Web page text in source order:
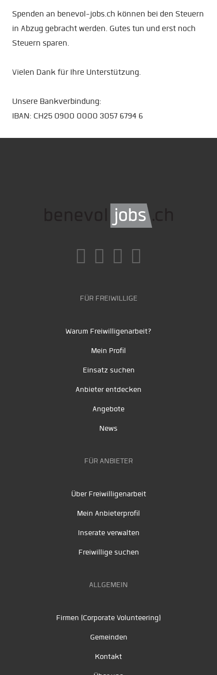
Spenden an benevol-jobs.ch können bei den Steuern
in Abzug gebracht werden. Gutes tun und erst noch
Steuern sparen.
Vielen Dank für Ihre Unterstützung.
Unsere Bankverbindung:
IBAN: CH25 0900 0000 3057 6794 6
FÜR FREIWILLIGE
Warum Freiwilligenarbeit?
Mein Profil
Einsatz suchen
Anbieter entdecken
Angebote
News
FÜR ANBIETER
Über Freiwilligenarbeit
Mein Anbieterprofil
Inserate verwalten
Freiwillige suchen
ALLGEMEIN
Firmen (Corporate Volunteering)
Gemeinden
Kontakt